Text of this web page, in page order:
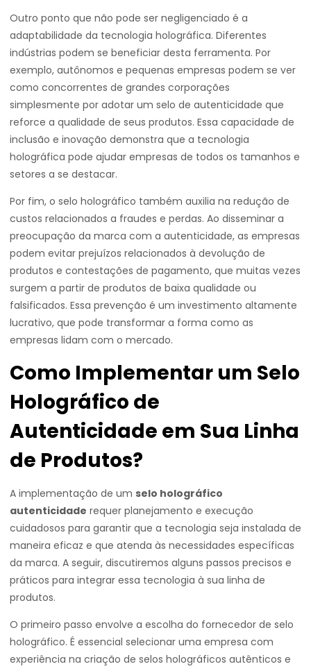
Outro ponto que não pode ser negligenciado é a
adaptabilidade da tecnologia holográfica. Diferentes
indústrias podem se beneficiar desta ferramenta. Por
exemplo, autônomos e pequenas empresas podem se ver
como concorrentes de grandes corporações
simplesmente por adotar um selo de autenticidade que
reforce a qualidade de seus produtos. Essa capacidade de
inclusão e inovação demonstra que a tecnologia
holográfica pode ajudar empresas de todos os tamanhos e
setores a se destacar.
Por fim, o selo holográfico também auxilia na redução de
custos relacionados a fraudes e perdas. Ao disseminar a
preocupação da marca com a autenticidade, as empresas
podem evitar prejuízos relacionados à devolução de
produtos e contestações de pagamento, que muitas vezes
surgem a partir de produtos de baixa qualidade ou
falsificados. Essa prevenção é um investimento altamente
lucrativo, que pode transformar a forma como as
empresas lidam com o mercado.
Como Implementar um Selo
Holográfico de
Autenticidade em Sua Linha
de Produtos?
A implementação de um selo holográfico
autenticidade requer planejamento e execução
cuidadosos para garantir que a tecnologia seja instalada de
maneira eficaz e que atenda às necessidades específicas
da marca. A seguir, discutiremos alguns passos precisos e
práticos para integrar essa tecnologia à sua linha de
produtos.
O primeiro passo envolve a escolha do fornecedor de selo
holográfico. É essencial selecionar uma empresa com
experiência na criação de selos holográficos autênticos e